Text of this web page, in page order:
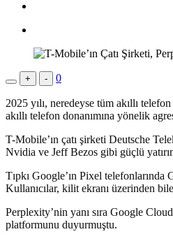
+ - 0
2025 yılı, neredeyse tüm akıllı
akıllı telefon donanımına yönelik
T-Mobile’ın çatı şirketi Deutsche
Nvidia ve Jeff Bezos gibi güçlü
Tıpkı Google’ın Pixel
Kullanıcılar, kilit ekranı üzerinden
Perplexity’nin yanı sıra Google
platformunu duyurmuştu.